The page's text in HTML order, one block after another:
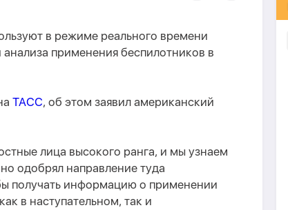
в режиме реального времени
применения беспилотников в
ТАСС, об этом заявил американский
лица высокого ранга, и мы узнаем
одобрял направление туда
получать информацию о применении
в наступательном, так и